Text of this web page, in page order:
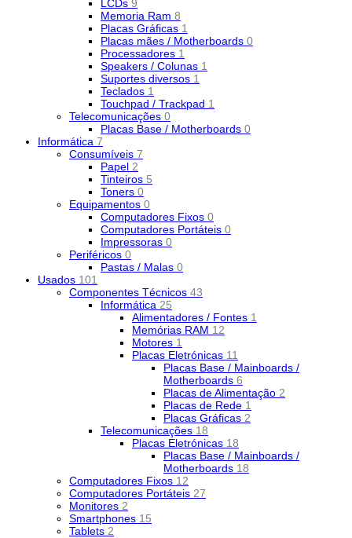
LCDs 9
Memoria Ram 8
Placas Gráficas 1
Placas mães / Motherboards 0
Processadores 1
Speakers / Colunas 1
Suportes diversos 1
Teclados 1
Touchpad / Trackpad 1
Telecomunicações 0
Placas Base / Motherboards 0
Informática 7
Consumíveis 7
Papel 2
Tinteiros 5
Toners 0
Equipamentos 0
Computadores Fixos 0
Computadores Portáteis 0
Impressoras 0
Periféricos 0
Pastas / Malas 0
Usados 101
Componentes Técnicos 43
Informática 25
Alimentadores / Fontes 1
Memórias RAM 12
Motores 1
Placas Eletrónicas 11
Placas Base / Mainboards /
Motherboards 6
Placas de Alimentação 2
Placas de Rede 1
Placas Gráficas 2
Telecomunicações 18
Placas Eletrónicas 18
Placas Base / Mainboards /
Motherboards 18
Computadores Fixos 12
Computadores Portáteis 27
Monitores 2
Smartphones 15
Tablets 2